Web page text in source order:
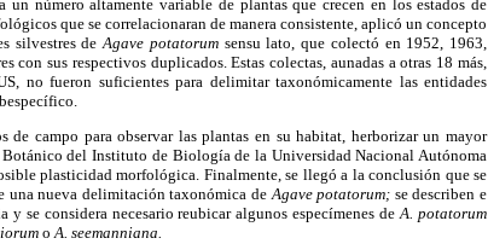
a un número altamente variable de plantas que crecen en los estados de
que se correlacionaran de manera consistente, aplicó un concepto
silvestres deAgave potatorum sensu lato, que colectó en 1952, 1963,
sus respectivos duplicados. Estas colectas, aunadas a otras 18 más,
no fueron suficientes para delimitar taxonómicamente las entidades
de campo para observar las plantas en su habitat, herborizar un mayor
del Instituto de Biología de la Universidad Nacional Autónoma
plasticidad morfológica. Finalmente, se llegó a la conclusión que se
una nueva delimitación taxonómica deAgave potatorum; se describen e
se considera necesario reubicar algunos especímenes deA. potatorum
oA. seemanniana.